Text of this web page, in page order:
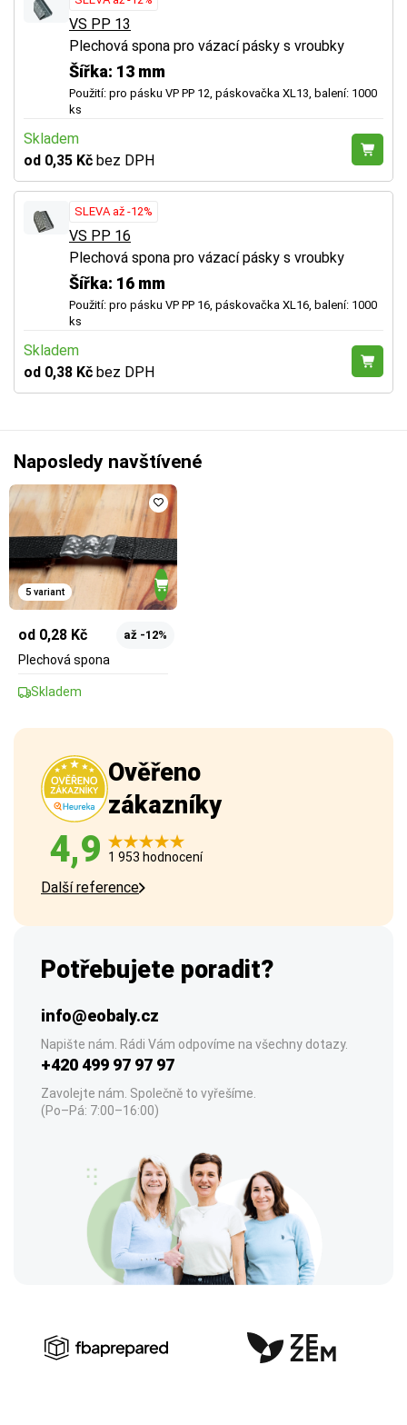
VS PP 13
Plechová spona pro vázací pásky s vroubky
Šířka: 13 mm
Použití: pro pásku VP PP 12, páskovačka XL13, balení: 1000
ks
Skladem
od 0,35 Kč bez DPH
SLEVA až -12%
VS PP 16
Plechová spona pro vázací pásky s vroubky
Šířka: 16 mm
Použití: pro pásku VP PP 16, páskovačka XL16, balení: 1000
ks
Skladem
od 0,38 Kč bez DPH
Naposledy navštívené
5 variant
od 0,28 Kč až -12%
Plechová spona
Skladem
Ověřeno
zákazníky
4,9 1 953 hodnocení
Další reference
Potřebujete poradit?
info@eobaly.cz
Napište nám. Rádi Vám odpovíme na všechny dotazy.
+420 499 97 97 97
Zavolejte nám. Společně to vyřešíme.
(Po–Pá: 7:00–16:00)